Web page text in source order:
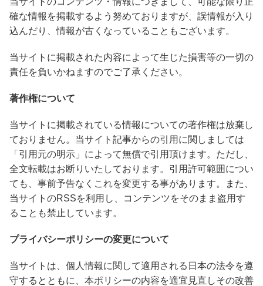
確な情報を掲載するよう努めておりますが、誤情報が入り
込んだり、情報が古くなっていることもございます。
当サイトに掲載された内容によって生じた損害等の一切の
責任を負いかねますのでご了承ください。
著作権について
当サイトに掲載されている情報についての著作権は放棄し
ておりません。当サイト記事からの引用に関しましては
「引用元の明示」によって無償で引用頂けます。ただし、
全文転載はお断りいたしております。引用許可範囲につい
ても、事前予告なくこれを変更する事があります。また、
当サイトのRSSを利用し、コンテンツをそのまま盗用す
ることも禁止しています。
プライバシーポリシーの変更について
当サイトは、個人情報に関して適用される日本の法令を遵
守するとともに、本ポリシーの内容を適宜見直しその改善